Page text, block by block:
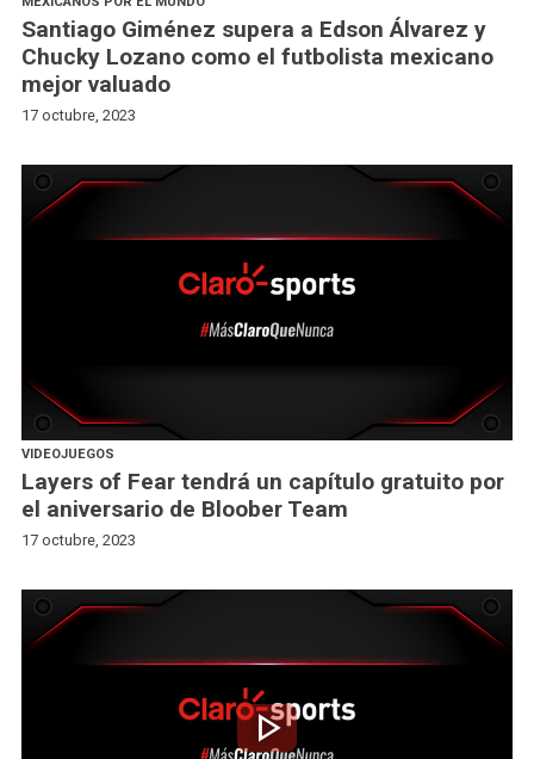
Santiago Giménez supera a Edson Álvarez y
Chucky Lozano como el futbolista mexicano
mejor valuado
17 octubre, 2023
VIDEOJUEGOS
Layers of Fear tendrá un capítulo gratuito por
el aniversario de Bloober Team
17 octubre, 2023
play_arrow